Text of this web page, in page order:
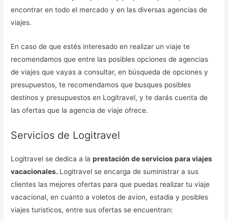
encontrar en todo el mercado y en las diversas agencias de
viajes.
En caso de que estés interesado en realizar un viaje te
recomendamos que entre las posibles opciones de agencias
de viajes que vayas a consultar, en búsqueda de opciones y
presupuestos, te recomendamos que busques posibles
destinos y presupuestos en Logitravel, y te darás cuenta de
las ofertas que la agencia de viaje ofrece.
Servicios de Logitravel
Logitravel se dedica a laprestación de servicios para viajes
vacacionales. Logitravel se encarga de suministrar a sus
clientes las mejores ofertas para que puedas realizar tu viaje
vacacional, en cuanto a voletos de avion, estadia y posibles
viajes turisticos, entre sus ofertas se encuentran: